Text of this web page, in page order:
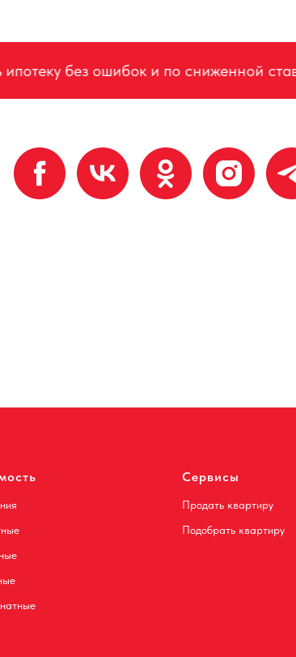
без ошибок и по сниженной ставке
Сервисы
Продать квартиру
Подобрать квартиру